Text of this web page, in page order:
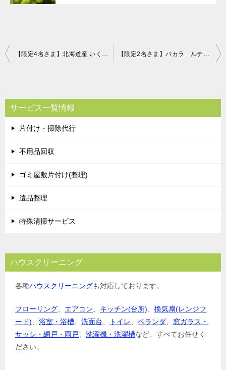
投
ビ
ゲ
ー
シ
【限定4名さま】北海道産 いくら醤油漬 360g 片付け110番プレゼントキャンペーン！！ 【限定2名さま】バカラ ルチア タンブラー 片付け110番プレゼントキャンペーン！！
サービス一覧情報
片付け・掃除代行
不用品回収
ゴミ屋敷片付け(整理)
遺品整理
特殊清掃サービス
ハウスクリーニング
各種ハウスクリーニングも対応しております。
フローリング エアコン キッチン(台所)
換気扇(レンジフ
ード)
浴室・浴槽 洗面台 トイレ ベランダ
窓ガラス・
サッシ・網戸・雨戸
洗濯機・洗濯槽など、すべてお任せく
ださい。